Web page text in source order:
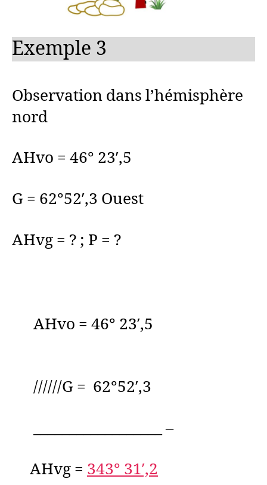
Exemple 3
Observation dans l’hémisphère
nord
AHvo = 46° 23′,5
G = 62°52′,3 Ouest
AHvg = ? ; P = ?
AHvo = 46° 23′,5
//////G = 62°52′,3
__________________ –
AHvg = 343° 31′,2